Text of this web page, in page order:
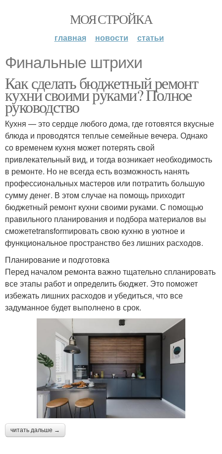
МОЯ СТРОЙКА
главная новости статьи
Финальные штрихи
Как сделать бюджетный ремонт
кухни своими руками? Полное
руководство
Кухня — это сердце любого дома, где готовятся вкусные
блюда и проводятся теплые семейные вечера. Однако
со временем кухня может потерять свой
привлекательный вид, и тогда возникает необходимость
в ремонте. Но не всегда есть возможность нанять
профессиональных мастеров или потратить большую
сумму денег. В этом случае на помощь приходит
бюджетный ремонт кухни своими руками. С помощью
правильного планирования и подбора материалов вы
сможетеtransformировать свою кухню в уютное и
функциональное пространство без лишних расходов.
Планирование и подготовка
Перед началом ремонта важно тщательно спланировать
все этапы работ и определить бюджет. Это поможет
избежать лишних расходов и убедиться, что все
задуманное будет выполнено в срок.
читать дальше →